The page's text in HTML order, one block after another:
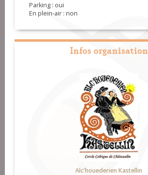
Parking : oui
En plein-air : non
Infos organisation
Alc'houederien Kastellin